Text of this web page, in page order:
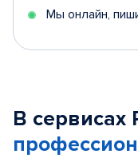
Мы онлайн,
В сервисах